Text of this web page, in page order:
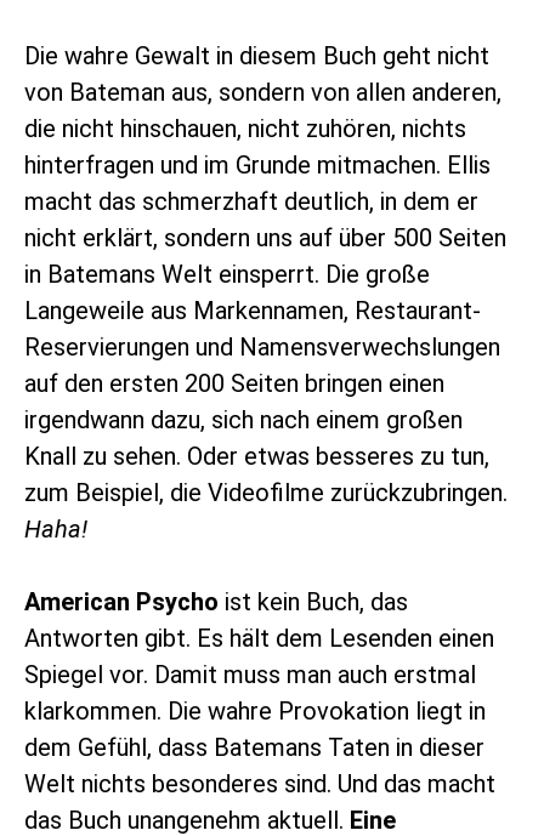
Die wahre Gewalt in diesem Buch geht nicht
von Bateman aus, sondern von allen anderen,
die nicht hinschauen, nicht zuhören, nichts
hinterfragen und im Grunde mitmachen. Ellis
macht das schmerzhaft deutlich, in dem er
nicht erklärt, sondern uns auf über 500 Seiten
in Batemans Welt einsperrt. Die große
Langeweile aus Markennamen, Restaurant-
Reservierungen und Namensverwechslungen
auf den ersten 200 Seiten bringen einen
irgendwann dazu, sich nach einem großen
Knall zu sehen. Oder etwas besseres zu tun,
zum Beispiel, die Videofilme zurückzubringen.
Haha!
American Psycho ist kein Buch, das
Antworten gibt. Es hält dem Lesenden einen
Spiegel vor. Damit muss man auch erstmal
klarkommen. Die wahre Provokation liegt in
dem Gefühl, dass Batemans Taten in dieser
Welt nichts besonderes sind. Und das macht
das Buch unangenehm aktuell. Eine